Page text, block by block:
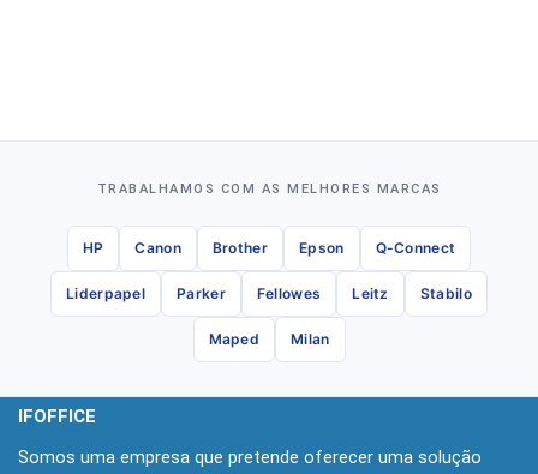
TRABALHAMOS COM AS MELHORES MARCAS
HP Canon Brother Epson Q-Connect
Liderpapel Parker Fellowes Leitz Stabilo
Maped Milan
IFOFFICE
Somos uma empresa que pretende oferecer uma solução